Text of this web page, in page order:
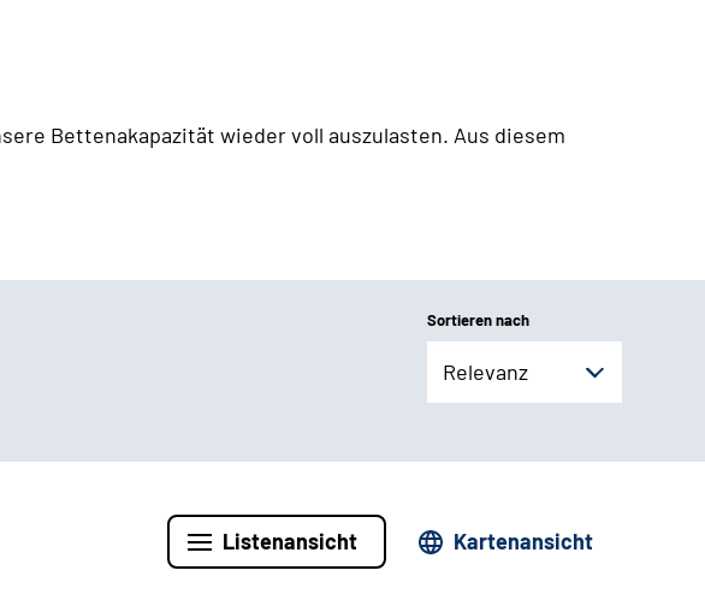
Bettenakapazität wieder voll auszulasten. Aus diesem
Sortieren nach
Relevanz
Listenansicht Kartenansicht